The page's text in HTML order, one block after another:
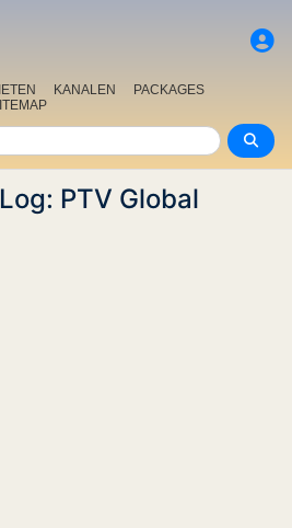
KANALEN
PACKAGES
PTV Global